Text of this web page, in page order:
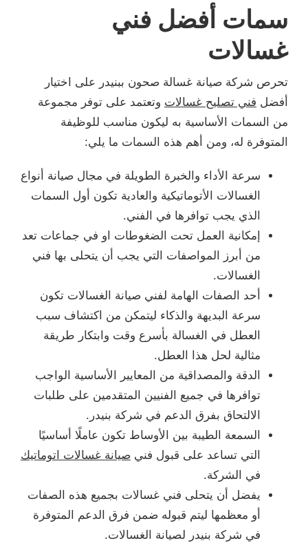
سمات أفضل فني
غسالات
تحرص شركة صيانة غسالة صحون ببنيدر على اختيار
أفضل فني تصليح غسالات وتعتمد على توفر مجموعة
من السمات الأساسية به ليكون مناسب للوظيفة
المتوفرة له، ومن أهم هذه السمات ما يلي:
سرعة الأداء والخبرة الطويلة في مجال صيانة أنواع
الغسالات الأتوماتيكية والعادية تكون أول السمات
الذي يجب توافرها في الفني.
إمكانية العمل تحت الضغوطات او في جماعات تعد
من أبرز المواصفات التي يجب أن يتحلى بها فني
الغسالات.
أحد الصفات الهامة لفني صيانة الغسالات تكون
سرعة البديهة والذكاء ليتمكن من اكتشاف سبب
العطل في الغسالة بأسرع وقت وابتكار طريقة
مثالية لحل هذا العطل.
الدقة والمصداقية من المعايير الأساسية الواجب
توافرها في جميع الفنيين المتقدمين على طلبات
الالتحاق بفرق الدعم في شركة بنيدر.
السمعة الطيبة بين الأوساط تكون عاملًا أساسيًا
التي تساعد على قبول فني صيانة غسالات اتوماتيك
في الشركة.
يفضل أن يتحلى فني غسالات بجميع هذه الصفات
أو معظمها ليتم قبوله ضمن فرق الدعم المتوفرة
في شركة بنيدر لصيانة الغسالات.